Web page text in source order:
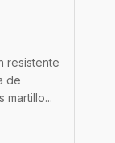
resistente
de
martillo...